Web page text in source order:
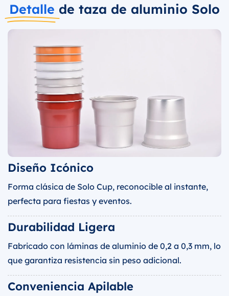
Detalle de taza de aluminio Solo
Diseño Icónico
Forma clásica de Solo Cup, reconocible al instante,
perfecta para fiestas y eventos.
Durabilidad Ligera
Fabricado con láminas de aluminio de 0,2 a 0,3 mm, lo
que garantiza resistencia sin peso adicional.
Conveniencia Apilable